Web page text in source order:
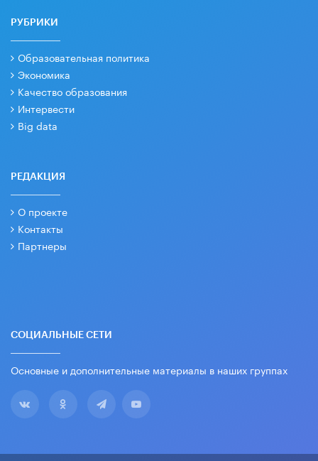
РУБРИКИ
Образовательная политика
Экономика
Качество образования
Интервести
Big data
РЕДАКЦИЯ
О проекте
Контакты
Партнеры
СОЦИАЛЬНЫЕ СЕТИ
Основные и дополнительные материалы в наших группах